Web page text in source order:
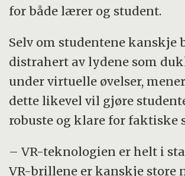
for både lærer og student.
Selv om studentene kanskje
distrahert av lydene som
under virtuelle øvelser,
dette likevel vil gjøre
robuste og klare for faktiske
– VR-teknologien er helt i
VR-brillene er kanskje store